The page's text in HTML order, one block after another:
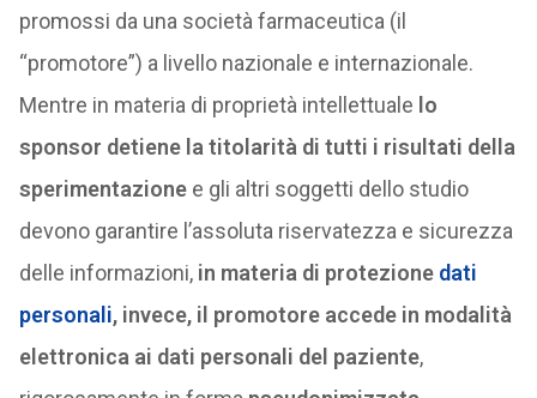
promossi da una società farmaceutica (il
“promotore”) a livello nazionale e internazionale.
Mentre in materia di proprietà intellettuale lo
sponsor detiene la titolarità di tutti i risultati della
sperimentazionee gli altri soggetti dello studio
devono garantire l’assoluta riservatezza e sicurezza
delle informazioni, in materia di protezione dati
personali, invece, il promotore accede in modalità
elettronica ai dati personali del paziente,